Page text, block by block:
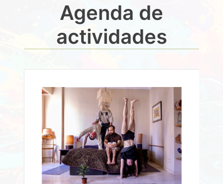
Agenda de
actividades